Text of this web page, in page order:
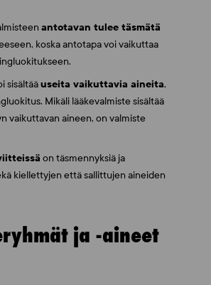
antotavan tulee täsmätä
koska antotapa voi vaikuttaa
sisältääuseita vaikuttavia aineita,
Mikäli lääkevalmiste sisältää
vaikuttavan aineen, on valmiste
on täsmennyksiä ja
kiellettyjen että sallittujen aineiden
ja -aineet